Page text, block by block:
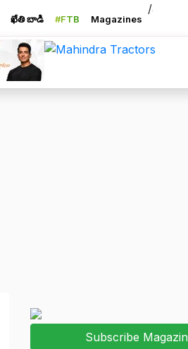
ఖేతి బాడి #FTB Magazines
/a>
Subscribe